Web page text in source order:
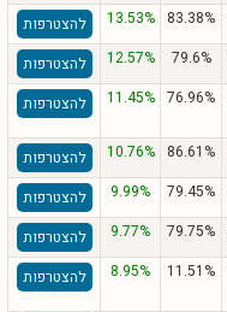
83.38%
13.53%
להצטרפות
79.6%
12.57%
להצטרפות
76.96%
11.45% להצטרפות
86.61%
10.76%
להצטרפות
79.45%
9.99%
להצטרפות
79.75%
9.77%
להצטרפות
11.51%
8.95% להצטרפות